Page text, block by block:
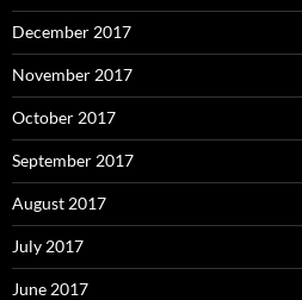
December 2017
November 2017
October 2017
September 2017
August 2017
July 2017
June 2017